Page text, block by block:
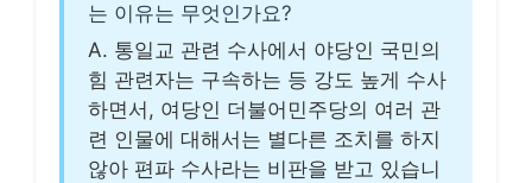
는 이유는 무엇인가요?
A. 통일교 관련 수사에서 야당인 국민의
힘 관련자는 구속하는 등 강도 높게 수사
하면서, 여당인 더불어민주당의 여러 관
련 인물에 대해서는 별다른 조치를 하지
않아 편파 수사라는 비판을 받고 있습니